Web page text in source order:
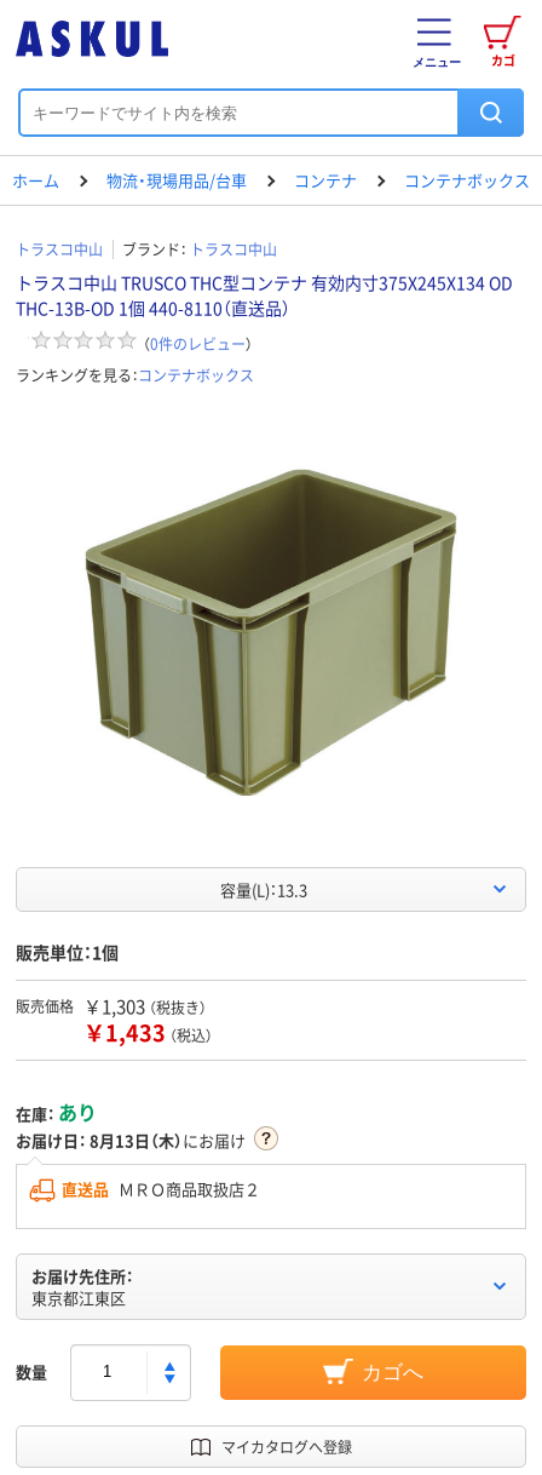
カゴ
メニュー
ホーム 物流・現場用品/台車 コンテナ コンテナボックス
トラスコ中山 ブランド： トラスコ中山
トラスコ中山 TRUSCO THC型コンテナ 有効内寸375X245X134 OD
THC-13B-OD 1個 440-8110（直送品）
（0件のレビュー）
ランキングを見る：コンテナボックス
容量(L)：13.3
販売単位：1個
販売価格 ￥1,303 （税抜き）
￥1,433 （税込）
在庫： あり
お届け日： 8月13日（木）にお届け
直送品 ＭＲＯ商品取扱店２
お届け先住所：
東京都江東区
数量 カゴへ
マイカタログへ登録